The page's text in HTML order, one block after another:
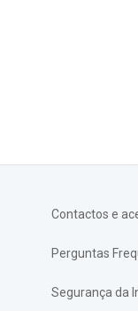
Contactos e
Perguntas
Segurança da